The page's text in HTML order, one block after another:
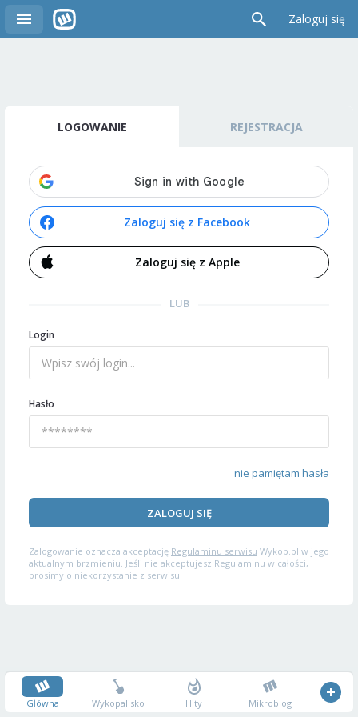
Zaloguj się
LOGOWANIE REJESTRACJA
Zaloguj się z Facebook
Zaloguj się z Apple
LUB
Login
Hasło
nie pamiętam hasła
ZALOGUJ SIĘ
Zalogowanie oznacza akceptację Regulaminu serwisu Wykop.pl w jego
aktualnym brzmieniu. Jeśli nie akceptujesz Regulaminu w całości,
prosimy o niekorzystanie z serwisu.
Główna Wykopalisko Hity Mikroblog